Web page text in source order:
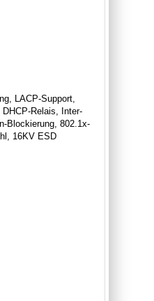
LACP-Support,
Relais, Inter-
Blockierung, 802.1x-
16KV ESD